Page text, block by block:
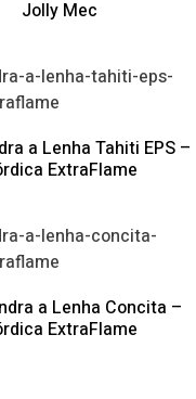
Jolly Mec
a Lenha Tahiti EPS –
ExtraFlame
a Lenha Concita –
ExtraFlame